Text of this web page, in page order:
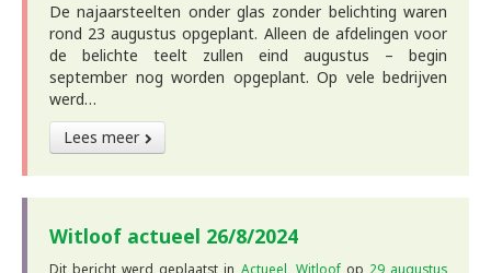
De najaarsteelten onder glas zonder belichting waren
rond 23 augustus opgeplant. Alleen de afdelingen voor
de belichte teelt zullen eind augustus – begin
september nog worden opgeplant. Op vele bedrijven
werd…
Lees meer
Witloof actueel 26/8/2024
Dit bericht werd geplaatst in Actueel, Witloofop 29 augustus